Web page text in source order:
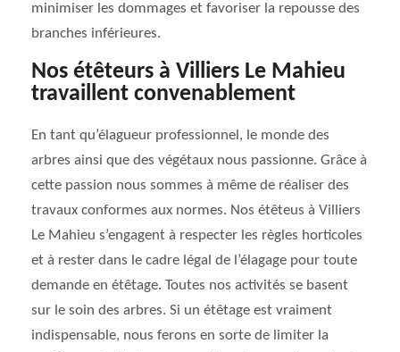
minimiser les dommages et favoriser la repousse des
branches inférieures.
Nos étêteurs à Villiers Le Mahieu
travaillent convenablement
En tant qu’élagueur professionnel, le monde des
arbres ainsi que des végétaux nous passionne. Grâce à
cette passion nous sommes à même de réaliser des
travaux conformes aux normes. Nos étêteus à Villiers
Le Mahieu s’engagent à respecter les règles horticoles
et à rester dans le cadre légal de l’élagage pour toute
demande en étêtage. Toutes nos activités se basent
sur le soin des arbres. Si un étêtage est vraiment
indispensable, nous ferons en sorte de limiter la